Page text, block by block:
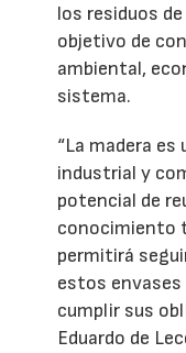
los residuos
objetivo de
ambiental,
sistema.
“La madera
industrial y
potencial de
conocimiento
permitirá
estos envases
cumplir sus
Eduardo de